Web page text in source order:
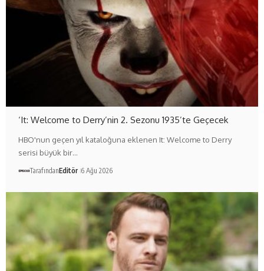
‘It: Welcome to Derry’nin 2. Sezonu 1935’te Geçecek
HBO'nun geçen yıl kataloğuna eklenen It: Welcome to Derry
serisi büyük bir…
TarafındanEditör 6 Ağu 2026